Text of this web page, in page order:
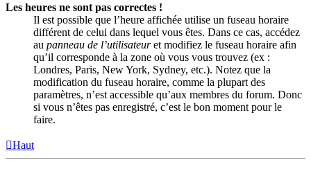
Les heures ne sont pas correctes !
Il est possible que l’heure affichée utilise un fuseau horaire
différent de celui dans lequel vous êtes. Dans ce cas, accédez
au panneau de l’utilisateuret modifiez le fuseau horaire afin
qu’il corresponde à la zone où vous vous trouvez (ex :
Londres, Paris, New York, Sydney, etc.). Notez que la
modification du fuseau horaire, comme la plupart des
paramètres, n’est accessible qu’aux membres du forum. Donc
si vous n’êtes pas enregistré, c’est le bon moment pour le
faire.
Haut